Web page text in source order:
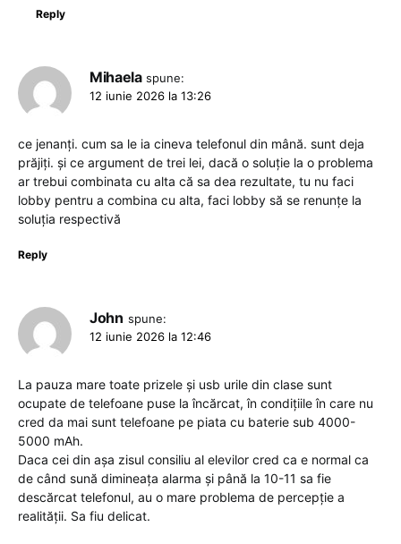
Reply
Mihaela spune:
12 iunie 2026 la 13:26
ce jenanți. cum sa le ia cineva telefonul din mână. sunt deja
prăjiți. și ce argument de trei lei, dacă o soluție la o problema
ar trebui combinata cu alta că sa dea rezultate, tu nu faci
lobby pentru a combina cu alta, faci lobby să se renunțe la
soluția respectivă
Reply
John spune:
12 iunie 2026 la 12:46
La pauza mare toate prizele și usb urile din clase sunt
ocupate de telefoane puse la încărcat, în condițiile în care nu
cred da mai sunt telefoane pe piata cu baterie sub 4000-
5000 mAh.
Daca cei din așa zisul consiliu al elevilor cred ca e normal ca
de când sună dimineața alarma și până la 10-11 sa fie
descărcat telefonul, au o mare problema de percepție a
realității. Sa fiu delicat.